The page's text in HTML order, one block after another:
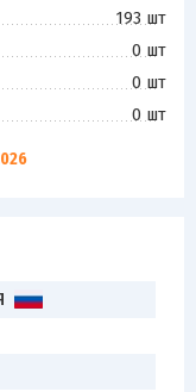
193 шт
0 шт
0 шт
0 шт